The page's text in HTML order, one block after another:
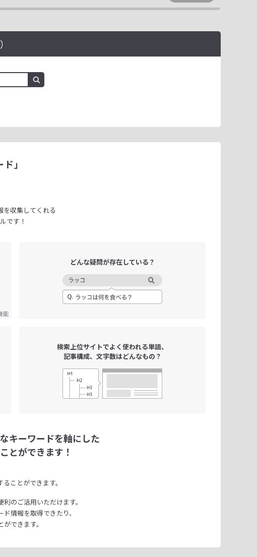
」
を収集してくれる
です！
能
どんな疑問が存在している？
検索上位サイトでよく使われる単語、
記事構成、文字数はどんなもの？
キーワードを軸にした
とができます！
ことができます。
のご活用いただけます。
情報を取得できたり、
できます。